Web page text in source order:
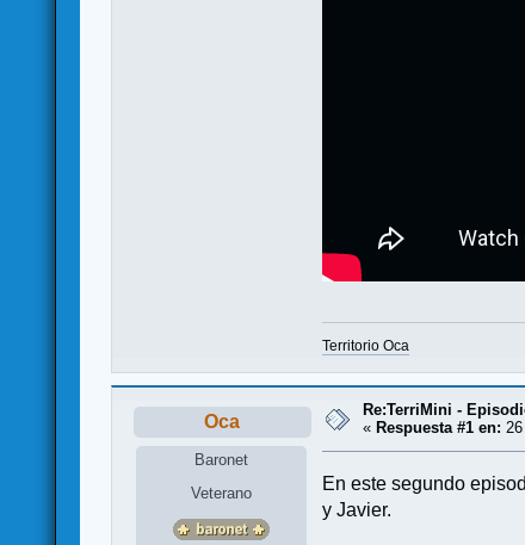
Territorio Oca
Oca
Baronet
Veterano
Re:TerriMini -
« Respuesta #1 en:
En este segundo
y Javier.